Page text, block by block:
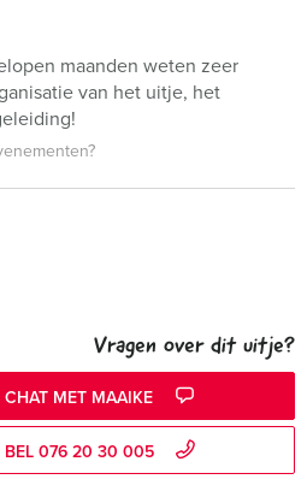
maanden weten zeer
van het uitje, het
Vragen over dit uitje?
CHAT MET MAAIKE
BEL 076 20 30 005